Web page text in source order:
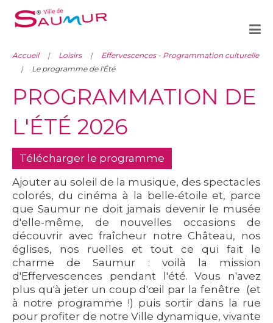
Accueil Loisirs
Effervescences - Programmation culturelle
Le programme de l'Été
PROGRAMMATION DE
L'ÉTÉ 2026
Télécharger le programme
Ajouter au soleil de la musique, des spectacles
colorés, du cinéma à la belle-étoile et, parce
que Saumur ne doit jamais devenir le musée
d'elle-même, de nouvelles occasions de
découvrir avec fraîcheur notre Château, nos
églises, nos ruelles et tout ce qui fait le
charme de Saumur : voilà la mission
d'Effervescences pendant l'été. Vous n'avez
plus qu'à jeter un coup d'œil par la fenêtre (et
à notre programme !) puis sortir dans la rue
pour profiter de notre Ville dynamique, vivante